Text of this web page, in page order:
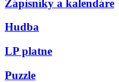
Zápisníky a kalendáre
Hudba
LP platne
Puzzle